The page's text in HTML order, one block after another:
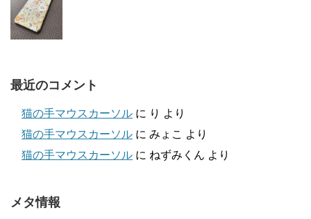
最近のコメント
猫の手マウスカーソル に り より
猫の手マウスカーソル に みょこ より
猫の手マウスカーソル に ねずみくん より
メタ情報